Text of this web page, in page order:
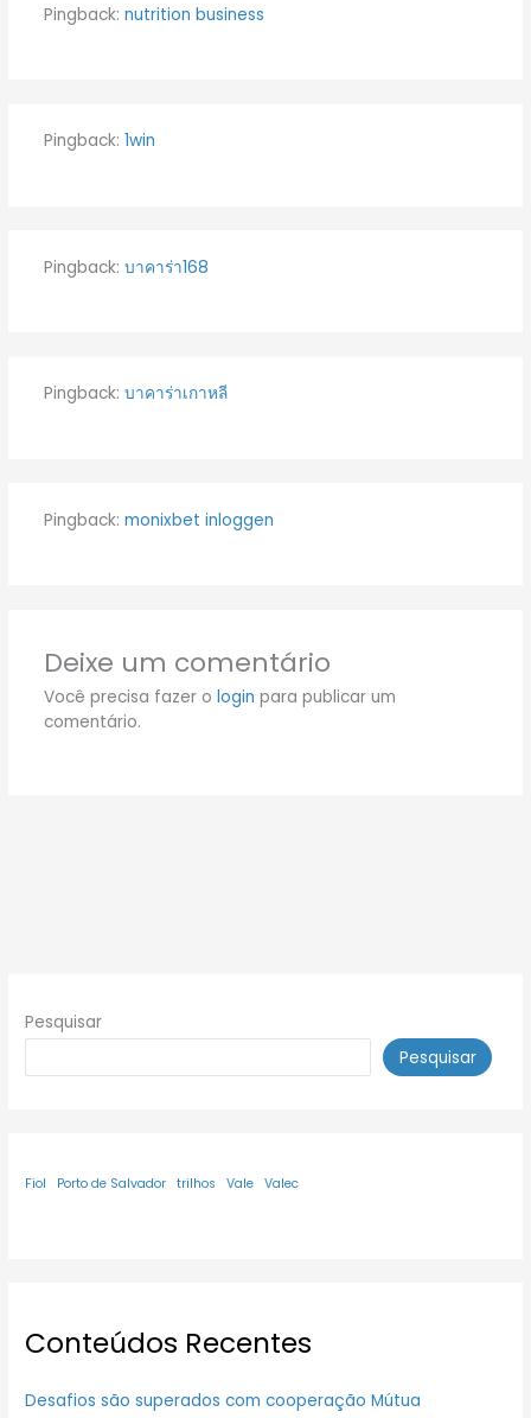
Pingback: nutrition business
Pingback: 1win
Pingback: บาคาร่า168
Pingback: บาคาร่าเกาหลี
Pingback: monixbet inloggen
Deixe um comentário
Você precisa fazer o login para publicar um
comentário.
Pesquisar
Pesquisar
Fiol Porto de Salvador trilhos Vale Valec
Conteúdos Recentes
Desafios são superados com cooperação Mútua